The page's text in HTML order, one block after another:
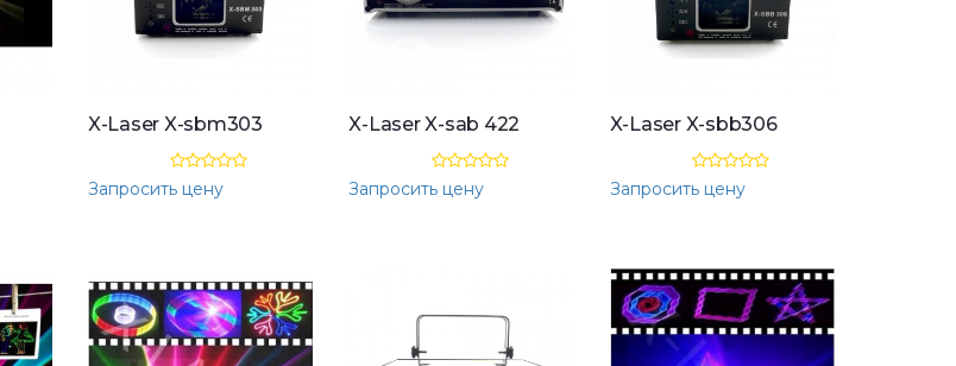
X-Laser X-sbm303
Запросить цену
X-Laser X-sab 422
Запросить цену
X-Laser X-sbb306
Запросить цену